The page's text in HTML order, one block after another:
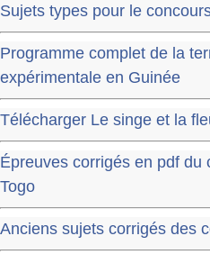
Sujets types pour le
Programme complet de la
expérimentale en Guinée
Télécharger Le singe et la
Épreuves corrigés en pdf du
Togo
Anciens sujets corrigés des